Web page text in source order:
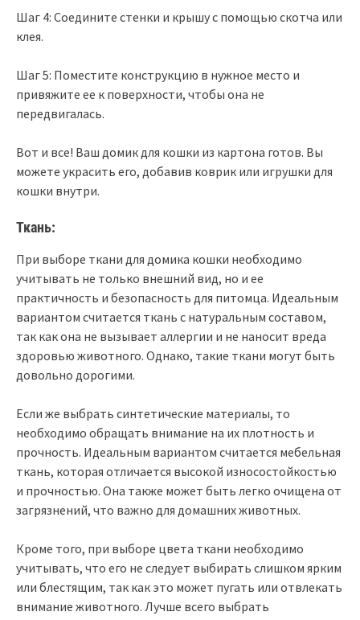
Шаг 4: Соедините стенки и крышу с помощью скотча или
клея.
Шаг 5: Поместите конструкцию в нужное место и
привяжите ее к поверхности, чтобы она не
передвигалась.
Вот и все! Ваш домик для кошки из картона готов. Вы
можете украсить его, добавив коврик или игрушки для
кошки внутри.
Ткань:
При выборе ткани для домика кошки необходимо
учитывать не только внешний вид, но и ее
практичность и безопасность для питомца. Идеальным
вариантом считается ткань с натуральным составом,
так как она не вызывает аллергии и не наносит вреда
здоровью животного. Однако, такие ткани могут быть
довольно дорогими.
Если же выбрать синтетические материалы, то
необходимо обращать внимание на их плотность и
прочность. Идеальным вариантом считается мебельная
ткань, которая отличается высокой износостойкостью
и прочностью. Она также может быть легко очищена от
загрязнений, что важно для домашних животных.
Кроме того, при выборе цвета ткани необходимо
учитывать, что его не следует выбирать слишком ярким
или блестящим, так как это может пугать или отвлекать
внимание животного. Лучше всего выбрать